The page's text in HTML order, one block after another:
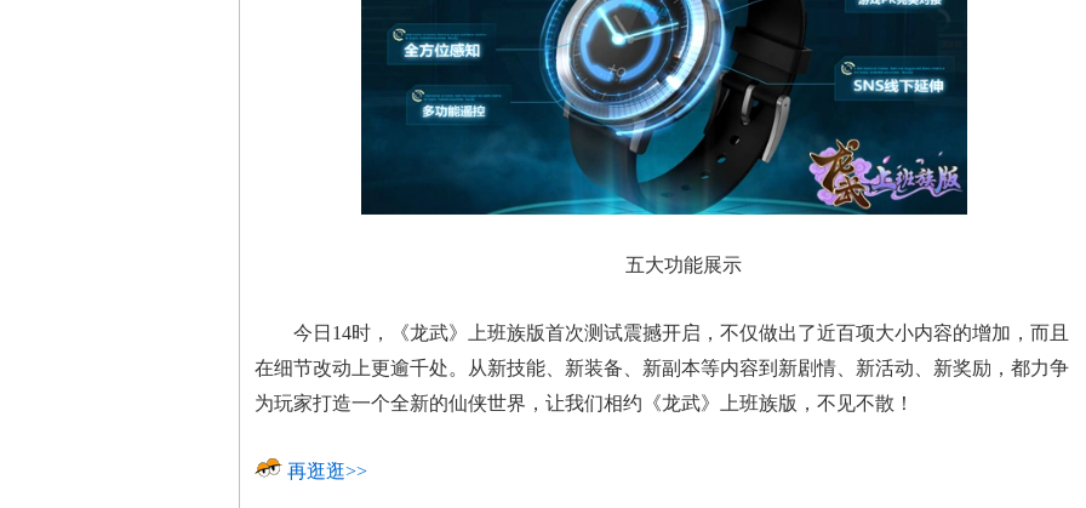
五大功能展示
今日14时，《龙武》上班族版首次测试震撼开启，不仅做出了近百项大小内容的增加，而且
在细节改动上更逾千处。从新技能、新装备、新副本等内容到新剧情、新活动、新奖励，都力争
为玩家打造一个全新的仙侠世界，让我们相约《龙武》上班族版，不见不散！
再逛逛>>